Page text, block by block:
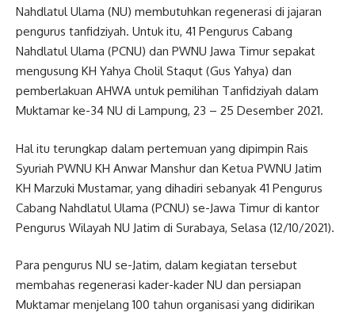
Nahdlatul Ulama (NU) membutuhkan regenerasi di jajaran
pengurus tanfidziyah. Untuk itu, 41 Pengurus Cabang
Nahdlatul Ulama (PCNU) dan PWNU Jawa Timur sepakat
mengusung KH Yahya Cholil Staqut (Gus Yahya) dan
pemberlakuan AHWA untuk pemilihan Tanfidziyah dalam
Muktamar ke-34 NU di Lampung, 23 – 25 Desember 2021.
Hal itu terungkap dalam pertemuan yang dipimpin Rais
Syuriah PWNU KH Anwar Manshur dan Ketua PWNU Jatim
KH Marzuki Mustamar, yang dihadiri sebanyak 41 Pengurus
Cabang Nahdlatul Ulama (PCNU) se-Jawa Timur di kantor
Pengurus Wilayah NU Jatim di Surabaya, Selasa (12/10/2021).
Para pengurus NU se-Jatim, dalam kegiatan tersebut
membahas regenerasi kader-kader NU dan persiapan
Muktamar menjelang 100 tahun organisasi yang didirikan